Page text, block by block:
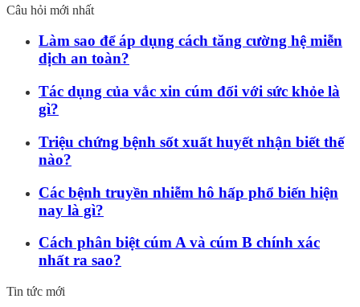
Câu hỏi mới nhất
Làm sao để áp dụng cách tăng cường hệ miễn
dịch an toàn?
Tác dụng của vắc xin cúm đối với sức khỏe là
gì?
Triệu chứng bệnh sốt xuất huyết nhận biết thế
nào?
Các bệnh truyền nhiễm hô hấp phổ biến hiện
nay là gì?
Cách phân biệt cúm A và cúm B chính xác
nhất ra sao?
Tin tức mới